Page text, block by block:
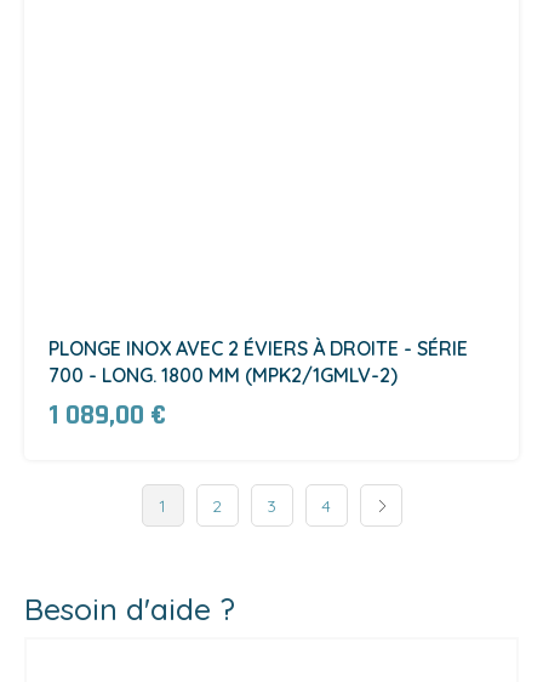
PLONGE INOX AVEC 2 ÉVIERS À DROITE - SÉRIE
700 - LONG. 1800 MM (MPK2/1GMLV-2)
1 089,00 €
1 2 3 4
Besoin d'aide ?